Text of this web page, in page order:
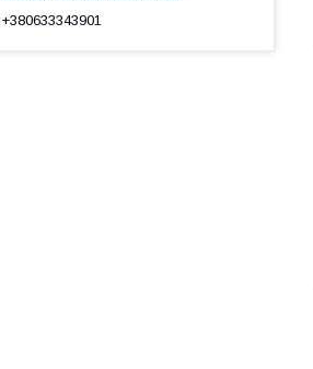
+380633343901